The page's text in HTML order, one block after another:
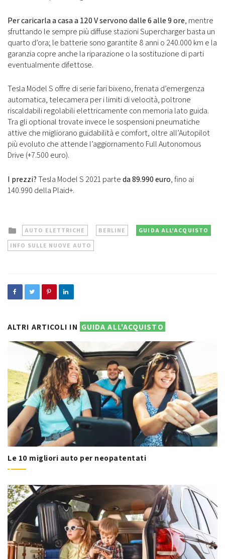
Per caricarla a casa a 120 V servono dalle 6 alle 9 ore, mentre
sfruttando le sempre più diffuse stazioni Supercharger basta un
quarto d’ora; le batterie sono garantite 8 anni o 240.000 km e la
garanzia copre anche la riparazione o la sostituzione di parti
eventualmente difettose.
Tesla Model S offre di serie fari bixeno, frenata d’emergenza
automatica, telecamera per i limiti di velocità, poltrone
riscaldabili regolabili elettricamente con memoria lato guida.
Tra gli optional trovate invece le sospensioni pneumatiche
attive che migliorano guidabilità e comfort, oltre all’Autopilot
più evoluto che attende l’aggiornamento Full Autonomous
Drive (+7.500 euro).
I prezzi?Tesla Model S 2021 parteda 89.990 euro, fino ai
140.990 della Plaid+.
Posted
in
AUTO ELETTRICHE BERLINE
GUIDA ALL'ACQUISTO
INFO SULLE NUOVE AUTO
ALTRI ARTICOLI IN GUIDA ALL'ACQUISTO
Le 10 migliori auto per neopatentati